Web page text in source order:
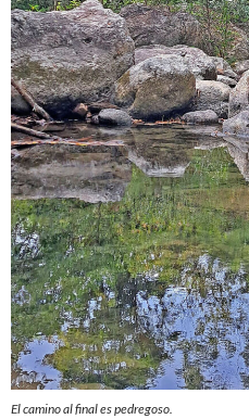
El camino al final es pedregoso.